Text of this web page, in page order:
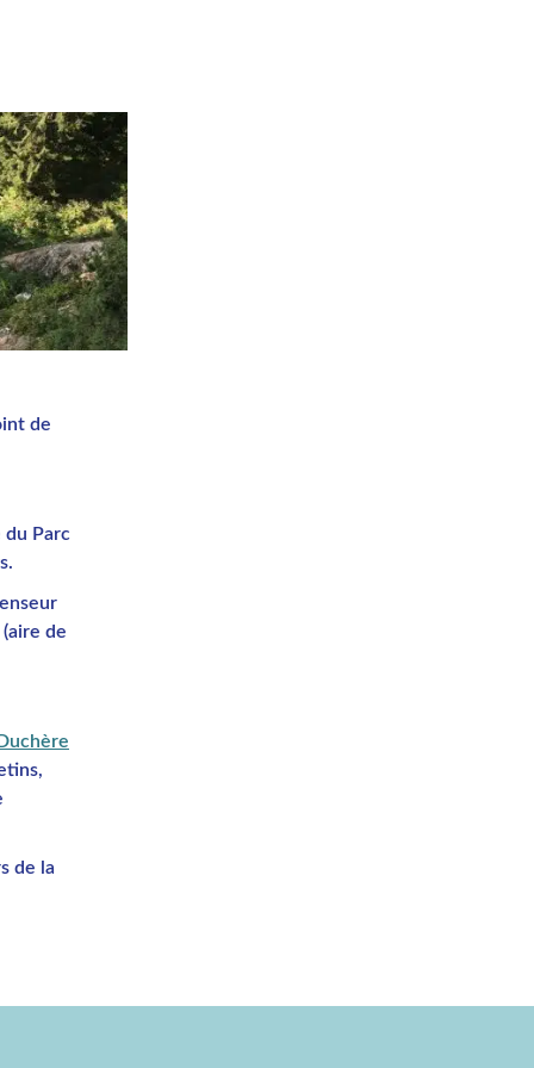
de
du Parc
de
de la